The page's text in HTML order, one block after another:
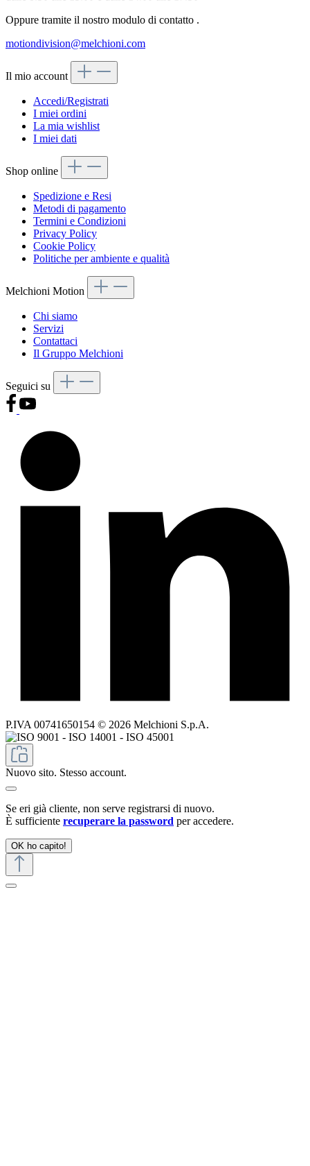
Oppure tramite il nostro modulo di contatto .
motiondivision@melchioni.com
Il mio account
Accedi/Registrati
I miei ordini
La mia wishlist
I miei dati
Shop online
Spedizione e Resi
Metodi di pagamento
Termini e Condizioni
Privacy Policy
Cookie Policy
Politiche per ambiente e qualità
Melchioni Motion
Chi siamo
Servizi
Contattaci
Il Gruppo Melchioni
Seguici su
P.IVA 00741650154 © 2026 Melchioni S.p.A.
Nuovo sito. Stesso account.
Se eri già cliente, non serve registrarsi di nuovo.
È sufficiente recuperare la password per accedere.
OK ho capito!